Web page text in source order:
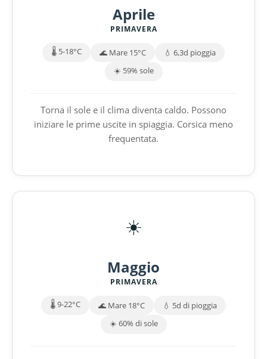
Aprile
PRIMAVERA
🌡️ 5-18°C 🌊 Mare 15°C
💧 6,3d pioggia
☀️ 59% sole
Torna il sole e il clima diventa caldo. Possono
iniziare le prime uscite in spiaggia. Corsica meno
frequentata.
☀️
Maggio
PRIMAVERA
🌡️ 9-22°C 🌊 Mare 18°C
💧 5d di pioggia
☀️ 60% di sole